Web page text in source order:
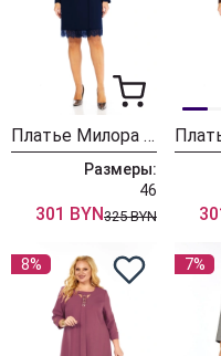
Платье Милора Стиль 1413 синий
Размеры:
46
301 BYN325 BYN
8% 7%